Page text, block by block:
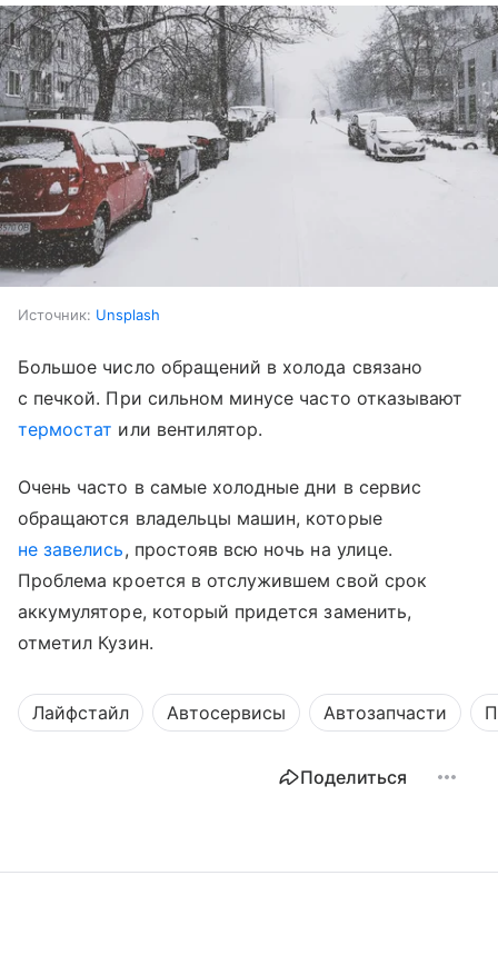
Источник: Unsplash
Большое число обращений в холода связано
с печкой. При сильном минусе часто отказывают
термостат или вентилятор.
Очень часто в самые холодные дни в сервис
обращаются владельцы машин, которые
не завелись, простояв всю ночь на улице.
Проблема кроется в отслужившем свой срок
аккумуляторе, который придется заменить,
отметил Кузин.
Лайфстайл Автосервисы Автозапчасти
Поделиться